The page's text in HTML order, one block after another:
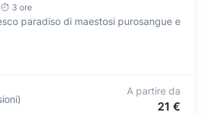
3 ore
paradiso di maestosi purosangue e
A partire da
21 €